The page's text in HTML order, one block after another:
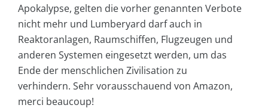
Apokalypse, gelten die vorher genannten Verbote
nicht mehr und Lumberyard darf auch in
Reaktoranlagen, Raumschiffen, Flugzeugen und
anderen Systemen eingesetzt werden, um das
Ende der menschlichen Zivilisation zu
verhindern. Sehr vorausschauend von Amazon,
merci beaucoup!